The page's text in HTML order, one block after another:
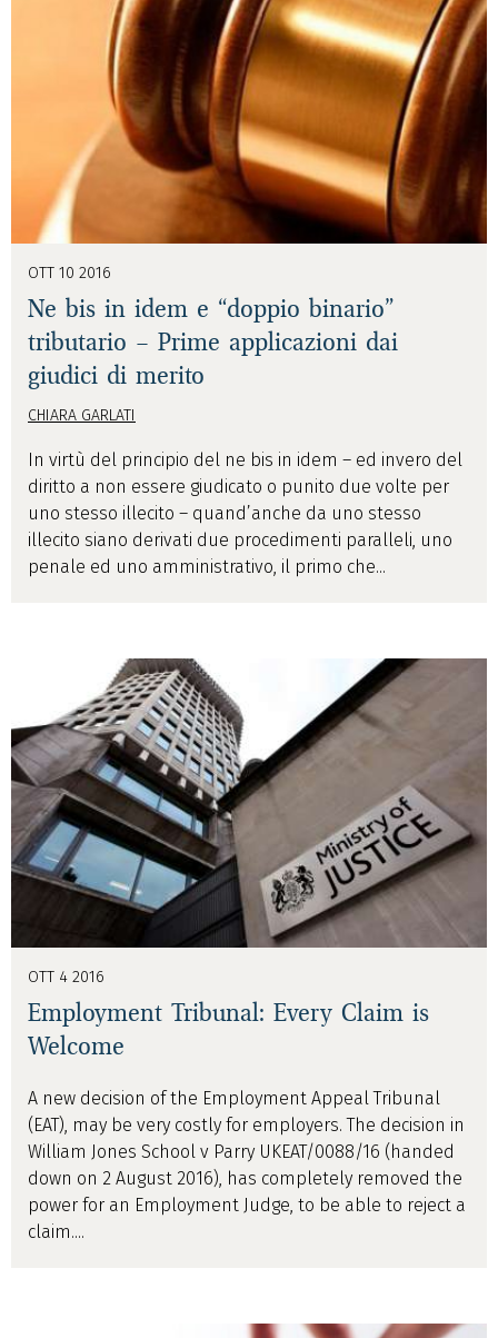
OTT 10 2016
Ne bis in idem e “doppio binario”
tributario – Prime applicazioni dai
giudici di merito
CHIARA GARLATI
In virtù del principio del ne bis in idem – ed invero del
diritto a non essere giudicato o punito due volte per
uno stesso illecito – quand’anche da uno stesso
illecito siano derivati due procedimenti paralleli, uno
penale ed uno amministrativo, il primo che...
OTT 4 2016
Employment Tribunal: Every Claim is
Welcome
A new decision of the Employment Appeal Tribunal
(EAT), may be very costly for employers. The decision in
William Jones School v Parry UKEAT/0088/16 (handed
down on 2 August 2016), has completely removed the
power for an Employment Judge, to be able to reject a
claim....